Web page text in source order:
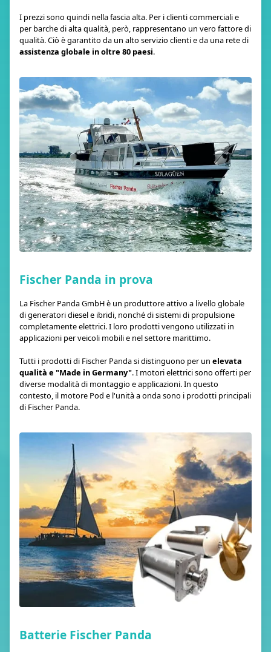
I prezzi sono quindi nella fascia alta. Per i clienti commerciali e
per barche di alta qualità, però, rappresentano un vero fattore di
qualità. Ciò è garantito da un alto servizio clienti e da una rete di
assistenza globale in oltre 80 paesi.
Fischer Panda in prova
La Fischer Panda GmbH è un produttore attivo a livello globale
di generatori diesel e ibridi, nonché di sistemi di propulsione
completamente elettrici. I loro prodotti vengono utilizzati in
applicazioni per veicoli mobili e nel settore marittimo.
Tutti i prodotti di Fischer Panda si distinguono per un elevata
qualità e "Made in Germany". I motori elettrici sono offerti per
diverse modalità di montaggio e applicazioni. In questo
contesto, il motore Pod e l'unità a onda sono i prodotti principali
di Fischer Panda.
Batterie Fischer Panda